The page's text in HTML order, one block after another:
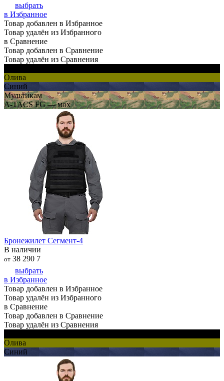
выбрать
в Избранное
Товар добавлен в Избранное
Товар удалён из Избранного
в Сравнение
Товар добавлен в Сравнение
Товар удалён из Сравнения
Олива
Синий
Мультикам
A-TACS FG — мох
Бронежилет Сегмент-4
В наличии
от 38 290 7
выбрать
в Избранное
Товар добавлен в Избранное
Товар удалён из Избранного
в Сравнение
Товар добавлен в Сравнение
Товар удалён из Сравнения
Олива
Синий